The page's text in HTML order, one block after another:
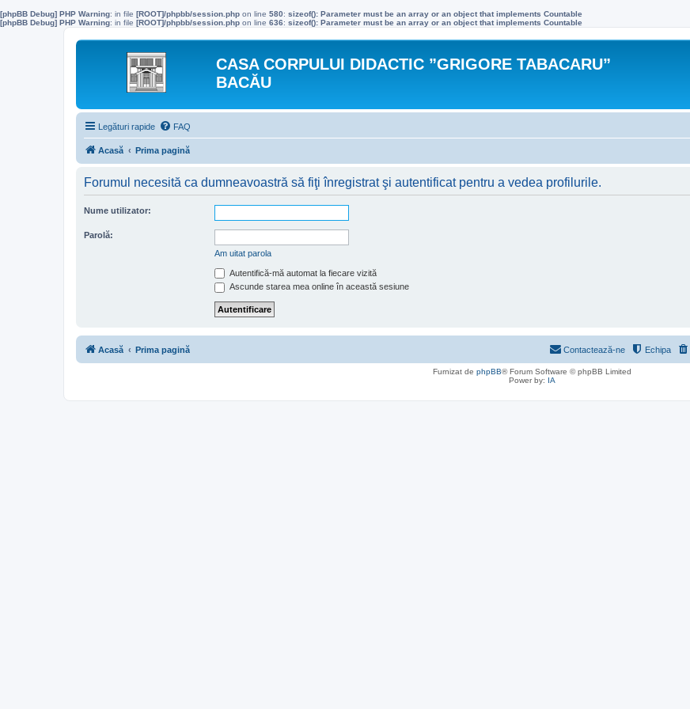
[phpBB Debug] PHP Warning: in file [ROOT]/phpbb/session.php on line 580: sizeof(): Parameter must be an array or an object that implements Countable
[phpBB Debug] PHP Warning: in file [ROOT]/phpbb/session.php on line 636: sizeof(): Parameter must be an array or an object that implements Countable
CASA CORPULUI DIDACTIC ”GRIGORE TABACARU”
BACĂU
Legături rapide FAQ
Acasă Prima pagină
Forumul necesită ca dumneavoastră să fiţi înregistrat şi autentificat pentru a vedea profilurile.
Nume utilizator:
Parolă:
Am uitat parola
Autentifică-mă automat la fiecare vizită
Ascunde starea mea online în această sesiune
Acasă Prima pagină Echipa
Contactează-ne
Furnizat de phpBB® Forum Software © phpBB Limited
Power by: IA